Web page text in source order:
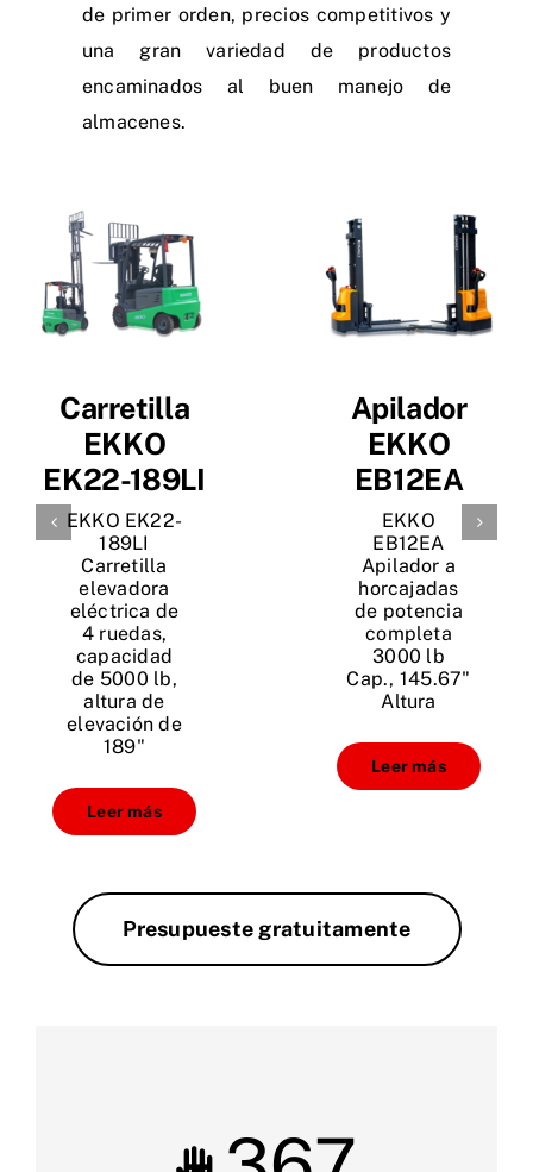
de primer orden, precios competitivos y
una gran variedad de productos
encaminados al buen manejo de
almacenes.
Carretilla
EKKO
EK22-189LI
EKKO EK22-
189LI
Carretilla
elevadora
eléctrica de
4 ruedas,
capacidad
de 5000 lb,
altura de
elevación de
189"
Leer más
Apilador
EKKO
EB12EA
EKKO
EB12EA
Apilador a
horcajadas
de potencia
completa
3000 lb
Cap., 145.67"
Altura
Leer más
Presupueste gratuitamente